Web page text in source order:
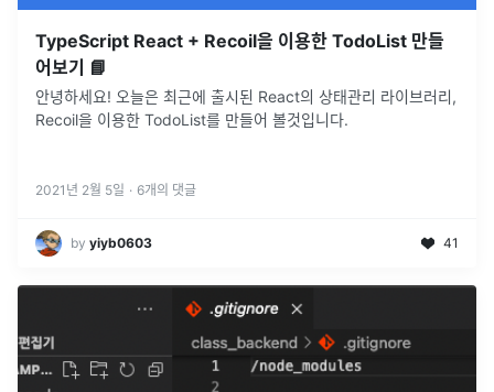
TypeScript React + Recoil을 이용한 TodoList 만들
어보기 📘
안녕하세요! 오늘은 최근에 출시된 React의 상태관리 라이브러리,
Recoil을 이용한 TodoList를 만들어 볼것입니다.
2021년 2월 5일 · 6개의 댓글
by yiyb0603 41